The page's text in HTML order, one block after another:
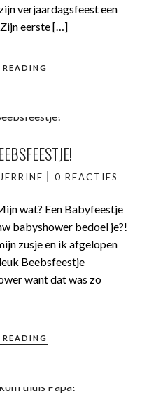
verjaardagsfeest een
Zijn eerste […]
0 REACTIES
wat? Een Babyfeestje
babyshower bedoel je?!
zusje en ik afgelopen
Beebsfeestje
want dat was zo